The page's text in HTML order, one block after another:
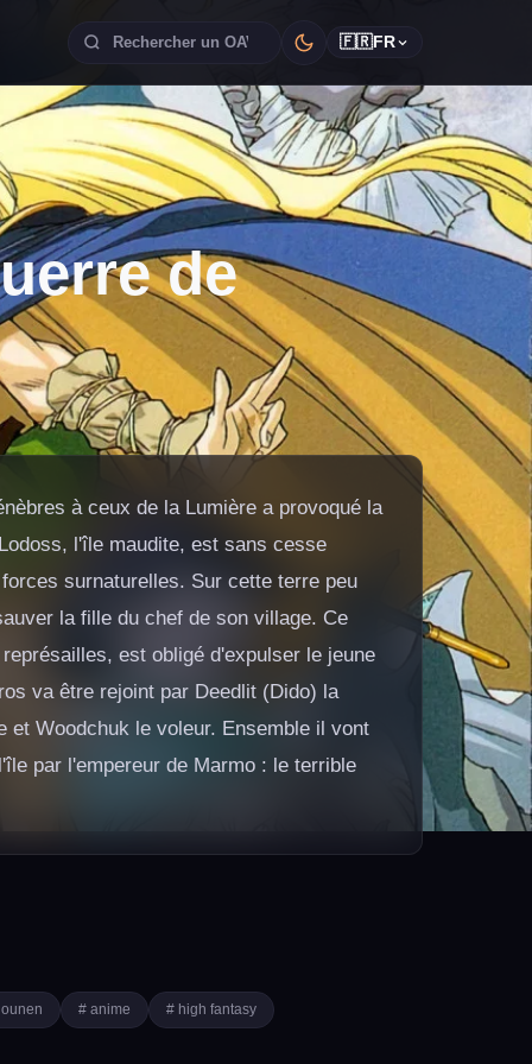
🇫🇷 FR
de
à ceux de la Lumière a provoqué la
l'île maudite, est sans cesse
surnaturelles. Sur cette terre peu
la fille du chef de son village. Ce
est obligé d'expulser le jeune
va être rejoint par Deedlit (Dido) la
et Woodchuk le voleur. Ensemble il vont
par l'empereur de Marmo : le terrible
# anime # high fantasy